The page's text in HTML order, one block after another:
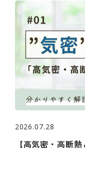
2026.07.28
【高気密・高断